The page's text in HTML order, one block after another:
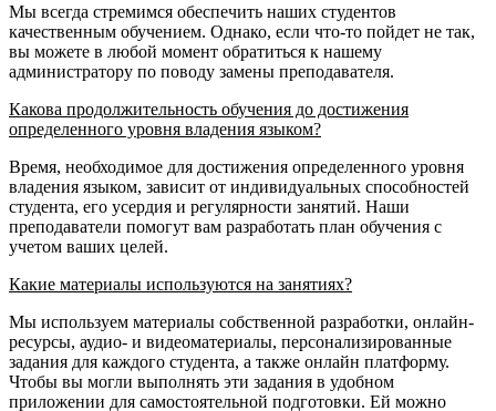
Мы всегда стремимся обеспечить наших студентов
качественным обучением. Однако, если что-то пойдет не так,
вы можете в любой момент обратиться к нашему
администратору по поводу замены преподавателя.
Какова продолжительность обучения до достижения
определенного уровня владения языком?
Время, необходимое для достижения определенного уровня
владения языком, зависит от индивидуальных способностей
студента, его усердия и регулярности занятий. Наши
преподаватели помогут вам разработать план обучения с
учетом ваших целей.
Какие материалы используются на занятиях?
Мы используем материалы собственной разработки, онлайн-
ресурсы, аудио- и видеоматериалы, персонализированные
задания для каждого студента, а также онлайн платформу.
Чтобы вы могли выполнять эти задания в удобном
приложении для самостоятельной подготовки. Ей можно